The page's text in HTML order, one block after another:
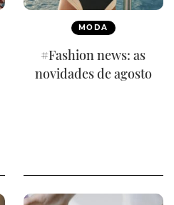
MODA
#Fashion news: as
novidades de agosto